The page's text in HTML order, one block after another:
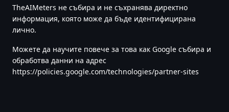
TheAIMeters не събира и не съхранява директно
информация, която може да бъде идентифицирана
лично.
Можете да научите повече за това как Google събира и
обработва данни на адрес
https://policies.google.com/technologies/partner-sites